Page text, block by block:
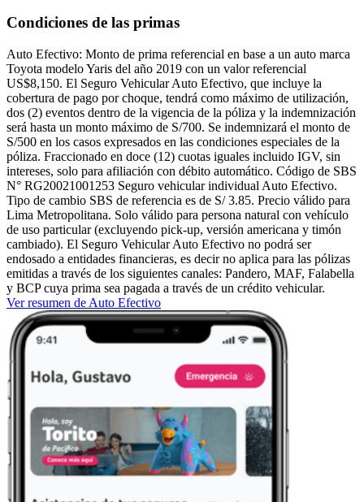
Condiciones de las primas
Auto Efectivo: Monto de prima referencial en base a un auto marca
Toyota modelo Yaris del año 2019 con un valor referencial
US$8,150. El Seguro Vehicular Auto Efectivo, que incluye la
cobertura de pago por choque, tendrá como máximo de utilización,
dos (2) eventos dentro de la vigencia de la póliza y la indemnización
será hasta un monto máximo de S/700. Se indemnizará el monto de
S/500 en los casos expresados en las condiciones especiales de la
póliza. Fraccionado en doce (12) cuotas iguales incluido IGV, sin
intereses, solo para afiliación con débito automático. Código de SBS
N° RG20021001253 Seguro vehicular individual Auto Efectivo.
Tipo de cambio SBS de referencia es de S/ 3.85. Precio válido para
Lima Metropolitana. Solo válido para persona natural con vehículo
de uso particular (excluyendo pick-up, versión americana y timón
cambiado). El Seguro Vehicular Auto Efectivo no podrá ser
endosado a entidades financieras, es decir no aplica para las pólizas
emitidas a través de los siguientes canales: Pandero, MAF, Falabella
y BCP cuya prima sea pagada a través de un crédito vehicular.
Ver resumen de Auto Efectivo